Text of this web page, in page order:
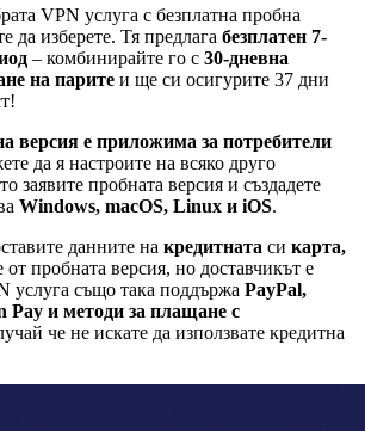
VPN услуга с безплатна пробна
да изберете. Тя предлага безплатен 7-
– комбинирайте го с 30-дневна
на парите и ще си осигурите 37 дни
версия е приложима за потребители
да я настроите на всяко друго
заявите пробната версия и създадете
Windows, macOS, Linux и iOS.
данните на кредитната си карта,
от пробната версия, но доставчикът е
услуга също така поддържа PayPal,
Pay и методи за плащане с
че не искате да използвате кредитна